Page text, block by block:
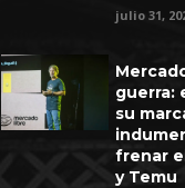
julio 31,
guerra:
su
frenar
y Temu